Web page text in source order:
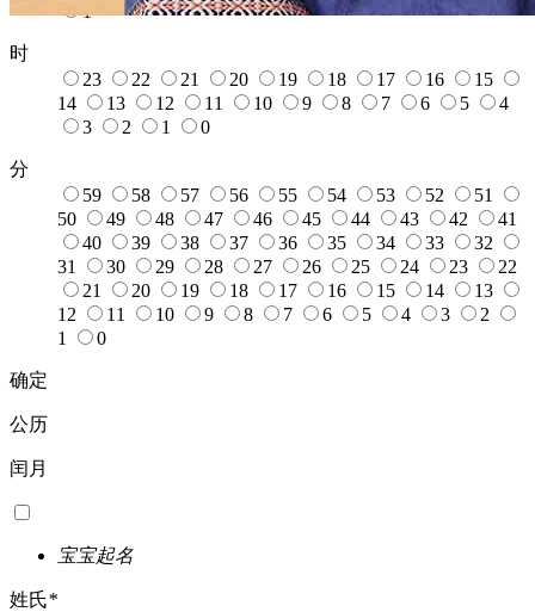
1
时
23
22 21 20 19 18 17 16
15
14
13 12 11 10 9 8 7 6 5
4
3
2 1 0
分
59
58 57 56 55 54 53 52
51
50
49 48 47 46 45 44 43 42
41
40
39 38 37 36 35 34 33
32
31
30 29 28 27 26 25 24 23
22
21
20 19 18 17 16 15 14
13
12
11 10 9 8 7 6 5 4 3
2
1
0
确定
公历
闰月
宝宝起名
姓氏*